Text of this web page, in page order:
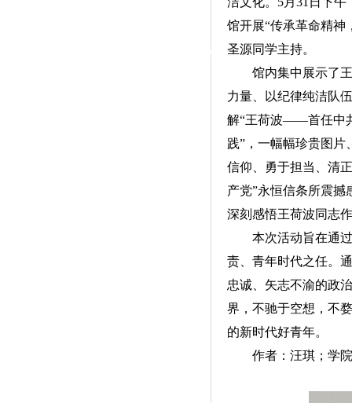
工会活动
馆开展“传承革命精神
圣源同学主持。
馆内集中展示了
力量、以纪律纯洁队
解“王荷波——首任中
践”，一幅幅珍贵图
信仰、勇于担当、清
产党”永恒信条所震
深刻感悟王荷波同志
本次活动旨在通
责、青年时代之任。
忠诚、矢志不渝的政
界，不驰于空想，不
的新时代好青年。
作者：汪琪；学